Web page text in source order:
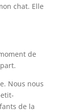
chat. Elle
de
Nous nous
de la